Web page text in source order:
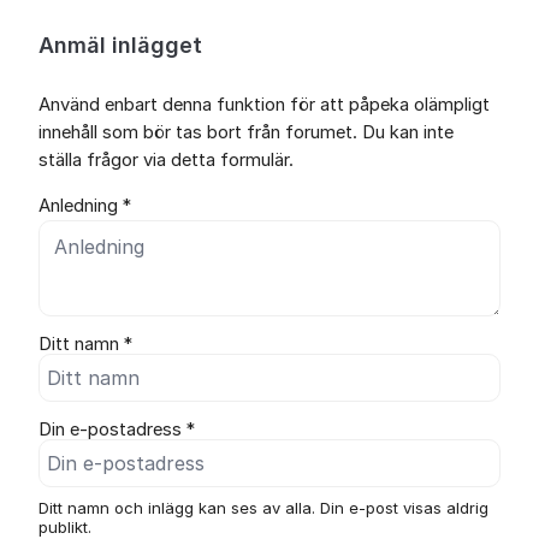
Anmäl inlägget
Använd enbart denna funktion för att påpeka olämpligt
innehåll som bör tas bort från forumet. Du kan inte
ställa frågor via detta formulär.
Anledning *
Ditt namn *
Din e-postadress *
Ditt namn och inlägg kan ses av alla. Din e-post visas aldrig
publikt.